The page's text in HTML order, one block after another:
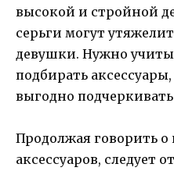
высокой и стройной
серьги могут
девушки. Нужно
подбирать
выгодно
Продолжая говорить о
аксессуаров, следует